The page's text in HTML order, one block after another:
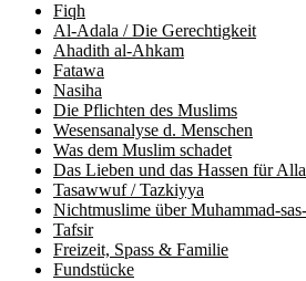
Fiqh
Al-Adala / Die Gerechtigkeit
Ahadith al-Ahkam
Fatawa
Nasiha
Die Pflichten des Muslims
Wesensanalyse d. Menschen
Was dem Muslim schadet
Das Lieben und das Hassen für
Tasawwuf / Tazkiyya
Nichtmuslime über Muhammad-
Tafsir
Freizeit, Spass & Familie
Fundstücke